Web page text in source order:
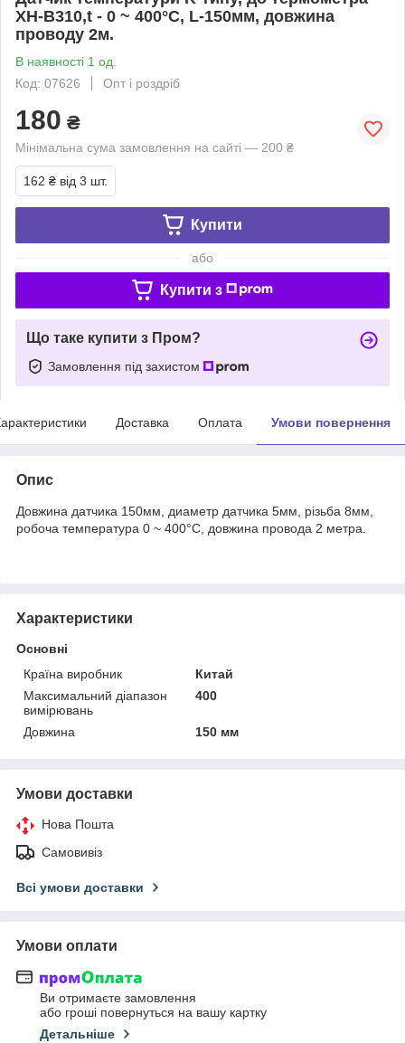
XH-B310,t - 0 ~ 400°C, L-150мм, довжина
проводу 2м.
В наявності 1 од.
Код: 07626
Опт і роздріб
180 ₴
Мінімальна сума замовлення на сайті — 200 ₴
162 ₴ від 3 шт.
Купити
або
Купити з
Що таке купити з Пром?
Замовлення під захистом
Доставка Оплата Умови повернення
Опис
Довжина датчика 150мм, диаметр датчика 5мм, різьба 8мм,
робоча температура 0 ~ 400°C, довжина провода 2 метра.
Характеристики
Основні
Країна виробник
Китай
Максимальний діапазон
вимірювань
400
Довжина 150 мм
Умови доставки
Нова Пошта
Самовивіз
Всі умови доставки
Умови оплати
Ви отримаєте замовлення
або гроші повернуться на вашу картку
Детальніше